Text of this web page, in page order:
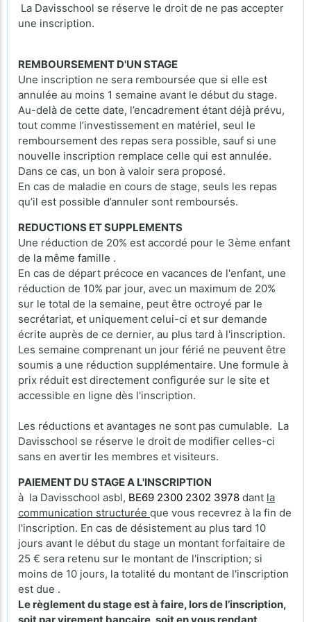
La Davisschool se réserve le droit de ne pas accepter
une inscription.
REMBOURSEMENT D'UN STAGE
Une inscription ne sera remboursée que si elle est
annulée au moins 1 semaine avant le début du stage.
Au-delà de cette date, l’encadrement étant déjà prévu,
tout comme l’investissement en matériel, seul le
remboursement des repas sera possible, sauf si une
nouvelle inscription remplace celle qui est annulée.
Dans ce cas, un bon à valoir sera proposé.
En cas de maladie en cours de stage, seuls les repas
qu’il est possible d’annuler sont remboursés.
REDUCTIONS ET SUPPLEMENTS
Une réduction de 20% est accordé pour le 3ème enfant
de la même famille .
En cas de départ précoce en vacances de l'enfant, une
réduction de 10% par jour, avec un maximum de 20%
sur le total de la semaine, peut être octroyé par le
secrétariat, et uniquement celui-ci et sur demande
écrite auprès de ce dernier, au plus tard à l'inscription.
Les semaine comprenant un jour férié ne peuvent être
soumis a une réduction supplémentaire. Une formule à
prix réduit est directement configurée sur le site et
accessible en ligne dès l'inscription.
Les réductions et avantages ne sont pas cumulable. La
Davisschool se réserve le droit de modifier celles-ci
sans en avertir les membres et visiteurs.
PAIEMENT DU STAGE A L'INSCRIPTION
à la Davisschool asbl, BE69 2300 2302 3978 dant la
communication structurée que vous recevrez à la fin de
l'inscription. En cas de désistement au plus tard 10
jours avant le début du stage un montant forfaitaire de
25 € sera retenu sur le montant de l'inscription; si
moins de 10 jours, la totalité du montant de l'inscription
est due .
Le règlement du stage est à faire, lors de l’inscription,